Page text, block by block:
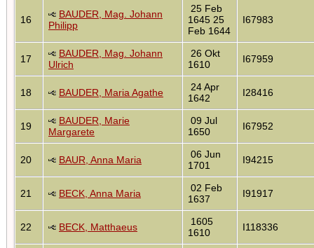
16
BAUDER, Mag. Johann
Philipp
25 Feb
1645 25
Feb 1644
I67983
17
BAUDER, Mag. Johann
Ulrich
26 Okt
1610
I67959
18 BAUDER, Maria Agathe
24 Apr
1642
I28416
19
BAUDER, Marie
Margarete
09 Jul
1650
I67952
20 BAUR, Anna Maria
06 Jun
1701
I94215
21 BECK, Anna Maria
02 Feb
1637
I91917
22 BECK, Matthaeus
1605
1610
I118336